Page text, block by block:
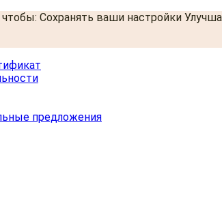
Сохранять ваши настройки
предложения